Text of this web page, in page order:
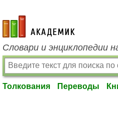
academic.ru
Словари и энциклопедии
Толкования Переводы